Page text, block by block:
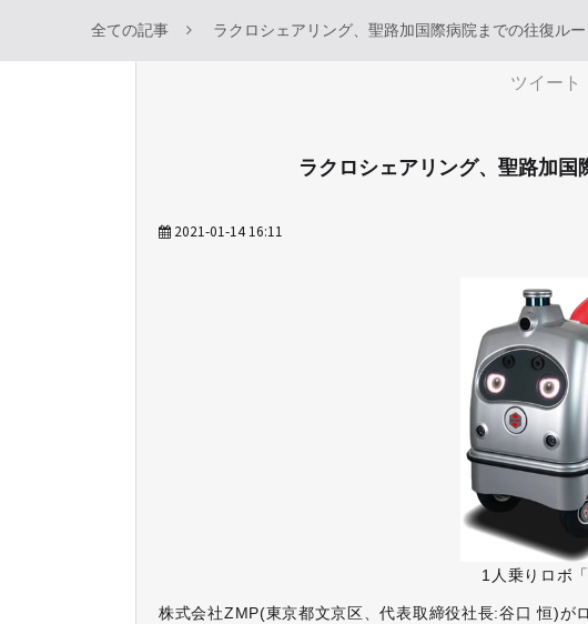
全ての記事 ラクロシェアリング、聖路加国際病院までの往復ルー
ツイート
ラクロシェアリング、聖路加
2021-01-14 16:11
1人乗りロボ「
株式会社ZMP(東京都文京区、代表取締役社長:谷口 恒)が